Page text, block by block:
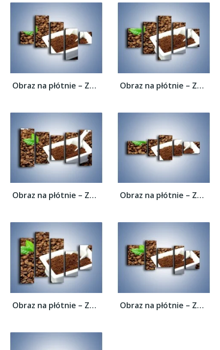
Obraz na płótnie – Zmielona kawa –... Obraz na płótnie – Zmielona kawa –...
Obraz na płótnie – Zmielona kawa –... Obraz na płótnie – Zmielona kawa –...
Obraz na płótnie – Zmielona kawa –... Obraz na płótnie – Zmielona kawa –...